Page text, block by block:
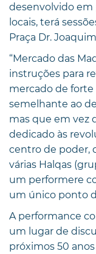
desenvolvido em
locais, terá
Praça Dr.
“Mercado das
instruções para
mercado de forte
semelhante ao
mas que em vez
dedicado às
centro de poder,
várias Halqas
um performere
um único ponto
A performance
um lugar de
próximos 50